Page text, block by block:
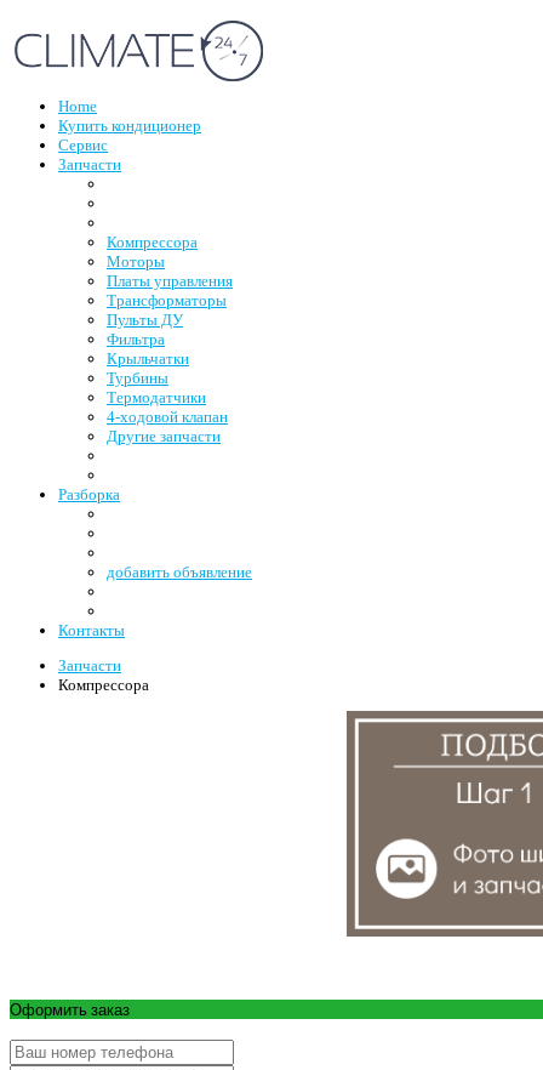
Home
Купить кондиционер
Сервис
Запчасти
Компрессора
Моторы
Платы управления
Трансформаторы
Пульты ДУ
Фильтра
Крыльчатки
Турбины
Термодатчики
4-ходовой клапан
Другие запчасти
Разборка
добавить объявление
Контакты
Запчасти
Компрессора
Оформить заказ